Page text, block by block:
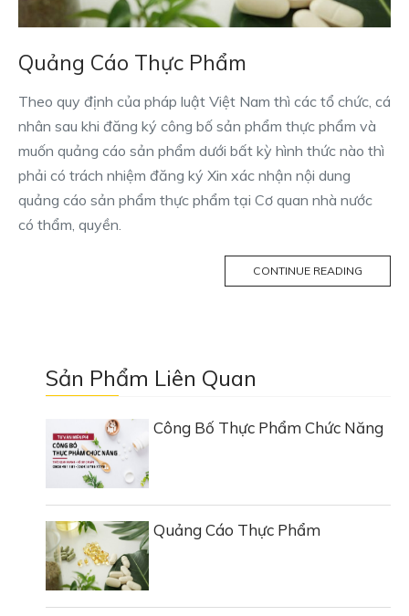
Quảng Cáo Thực Phẩm
Theo quy định của pháp luật Việt Nam thì các tổ chức, cá
nhân sau khi đăng ký công bố sản phẩm thực phẩm và
muốn quảng cáo sản phẩm dưới bất kỳ hình thức nào thì
phải có trách nhiệm đăng ký Xin xác nhận nội dung
quảng cáo sản phẩm thực phẩm tại Cơ quan nhà nước
có thẩm, quyền.
CONTINUE READING
Sản Phẩm Liên Quan
Công Bố Thực Phẩm Chức Năng
Quảng Cáo Thực Phẩm